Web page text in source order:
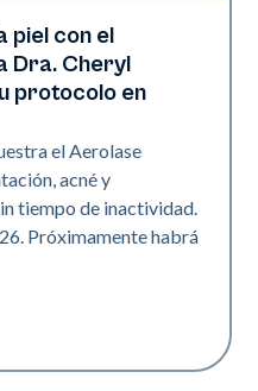
piel con el
Dra. Cheryl
protocolo en
el Aerolase
acné y
tiempo de inactividad.
Próximamente habrá